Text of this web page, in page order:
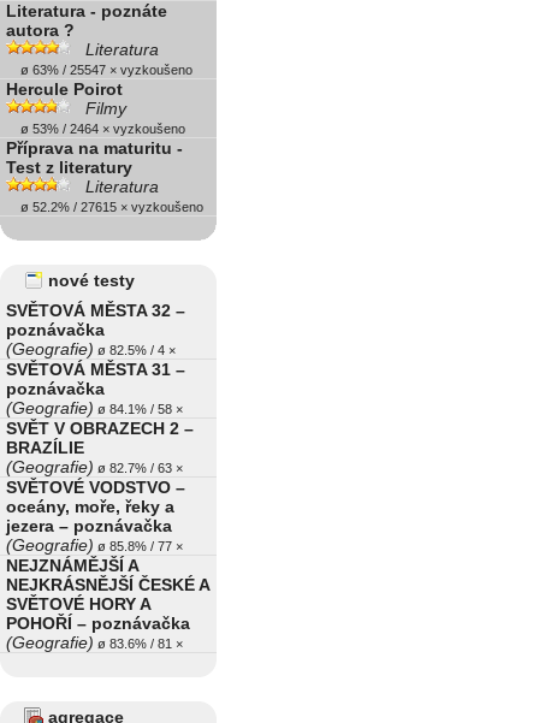
Literatura - poznáte
autora ?
Literatura
ø 63% / 25547 × vyzkoušeno
Hercule Poirot
Filmy
ø 53% / 2464 × vyzkoušeno
Příprava na maturitu -
Test z literatury
Literatura
ø 52.2% / 27615 × vyzkoušeno
nové testy
SVĚTOVÁ MĚSTA 32 –
poznávačka
(Geografie) ø 82.5% / 4 ×
SVĚTOVÁ MĚSTA 31 –
poznávačka
(Geografie) ø 84.1% / 58 ×
SVĚT V OBRAZECH 2 –
BRAZÍLIE
(Geografie) ø 82.7% / 63 ×
SVĚTOVÉ VODSTVO –
oceány, moře, řeky a
jezera – poznávačka
(Geografie) ø 85.8% / 77 ×
NEJZNÁMĚJŠÍ A
NEJKRÁSNĚJŠÍ ČESKÉ A
SVĚTOVÉ HORY A
POHOŘÍ – poznávačka
(Geografie) ø 83.6% / 81 ×
agregace